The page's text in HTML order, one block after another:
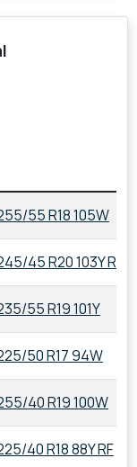
55 R18 105W
45 R20 103Y RF
55 R19 101Y
50 R17 94W
40 R19 100W
40 R18 88Y RF